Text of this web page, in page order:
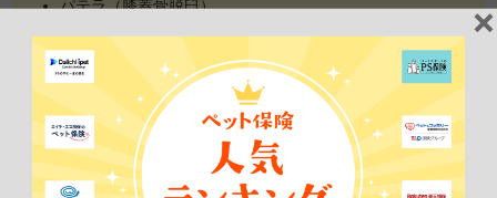
パテラ（膝蓋骨脱臼）
白内障
皮膚病
なかでもパテラには注意が必要で、手術費用は 20万円 を超えること